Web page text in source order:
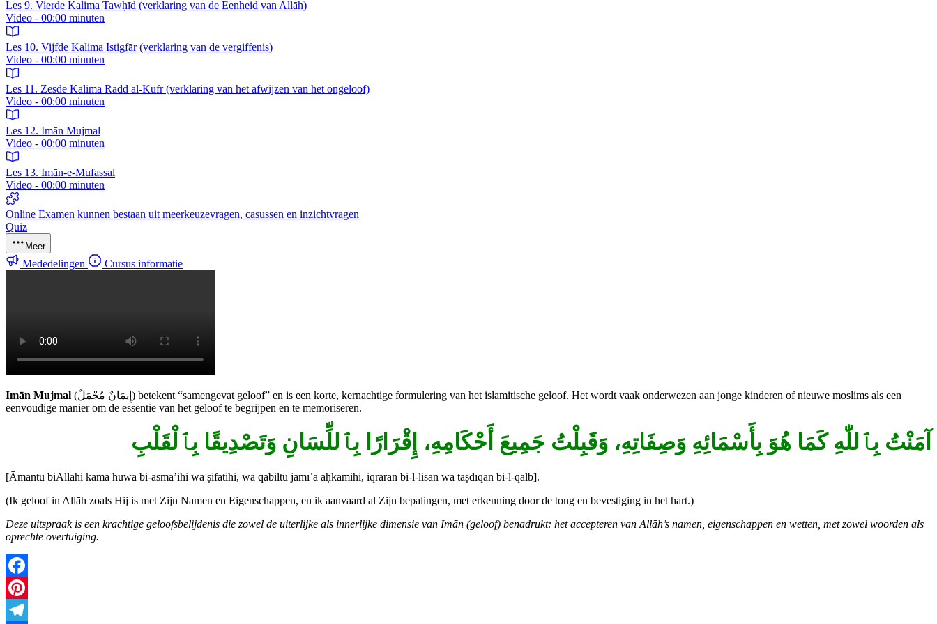
Les 9. Vierde Kalima Tawḥīd (verklaring van de Eenheid van Allāh)
Video - 00:00 minuten
Les 10. Vijfde Kalima Istigfār (verklaring van de vergiffenis)
Video - 00:00 minuten
Les 11. Zesde Kalima Radd al-Kufr (verklaring van het afwijzen van het ongeloof)
Video - 00:00 minuten
Les 12. Imān Mujmal
Video - 00:00 minuten
Les 13. Imān-e-Mufassal
Video - 00:00 minuten
Online Examen kunnen bestaan uit meerkeuzevragen, casussen en inzichtvragen
Quiz
Meer
Mededelingen Cursus informatie
Imān Mujmal (إِيمَانٌ مُجْمَلٌ) betekent “samengevat geloof” en is een korte, kernachtige formulering van het islamitische geloof. Het wordt vaak onderwezen aan jonge kinderen of nieuwe moslims als een
eenvoudige manier om de essentie van het geloof te begrijpen en te memoriseren.
آمَنْتُ بِٱللّٰهِ كَمَا هُوَ بِأَسْمَائِهِ وَصِفَاتِهِ، وَقَبِلْتُ جَمِيعَ أَحْكَامِهِ، إِقْرَارًا بِٱللِّسَانِ وَتَصْدِيقًا بِٱلْقَلْبِ
[Āmantu biAllāhi kamā huwa bi-asmā’ihi wa ṣifātihi, wa qabiltu jamīʿa aḥkāmihi, iqrāran bi-l-lisān wa taṣdīqan bi-l-qalb].
(Ik geloof in Allāh zoals Hij is met Zijn Namen en Eigenschappen, en ik aanvaard al Zijn bepalingen, met erkenning door de tong en bevestiging in het hart.)
Deze uitspraak is een krachtige geloofsbelijdenis die zowel de uiterlijke als innerlijke dimensie van Imān (geloof) benadrukt: het accepteren van Allāh’s namen, eigenschappen en wetten, met zowel woorden als
oprechte overtuiging.
Facebook
Pinterest